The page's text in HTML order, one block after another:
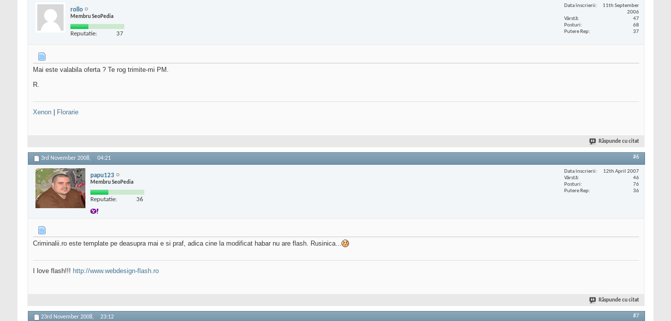
rollo
Membru SeoPedia
Reputatie: 37
Data înscrierii
11th September
2006
Vârstă
47
Posturi
68
Putere Rep
37
Mai este valabila oferta ? Te rog trimite-mi PM.
R.
Xenon Florarie
Răspunde cu citat
3rd November 2008, 04:21 #6
papu123
Membru SeoPedia
Reputatie: 36
Data înscrierii
12th April 2007
Vârstă
46
Posturi
76
Putere Rep
36
Criminalii.ro este template pe deasupra mai e si praf, adica cine la modificat habar nu are flash. Rusinica...
I love flash!!! http://www.webdesign-flash.ro
Răspunde cu citat
23rd November 2008, 23:12 #7